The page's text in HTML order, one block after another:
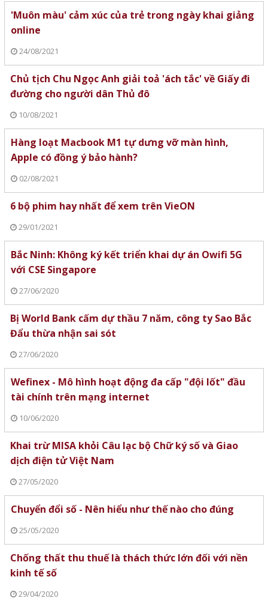
'Muôn màu' cảm xúc của trẻ trong ngày khai giảng
online
24/08/2021
Chủ tịch Chu Ngọc Anh giải toả 'ách tắc' về Giấy đi
đường cho người dân Thủ đô
10/08/2021
Hàng loạt Macbook M1 tự dưng vỡ màn hình,
Apple có đồng ý bảo hành?
02/08/2021
6 bộ phim hay nhất để xem trên VieON
29/01/2021
Bắc Ninh: Không ký kết triển khai dự án Owifi 5G
với CSE Singapore
27/06/2020
Bị World Bank cấm dự thầu 7 năm, công ty Sao Bắc
Đẩu thừa nhận sai sót
27/06/2020
Wefinex - Mô hình hoạt động đa cấp "đội lốt" đầu
tài chính trên mạng internet
10/06/2020
Khai trừ MISA khỏi Câu lạc bộ Chữ ký số và Giao
dịch điện tử Việt Nam
27/05/2020
Chuyển đổi số - Nên hiểu như thế nào cho đúng
25/05/2020
Chống thất thu thuế là thách thức lớn đối với nền
kinh tế số
29/04/2020